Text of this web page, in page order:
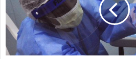
f
i
c
c